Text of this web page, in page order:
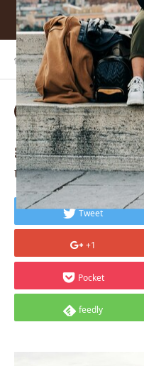
ホームBLOG
2024.01.24
gabriella-clare-
unsplash
Tweet
+1
Pocket
feedly